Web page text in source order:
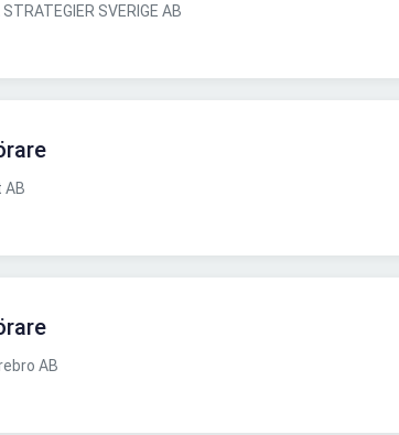
SVERIGE AB
AB
AB